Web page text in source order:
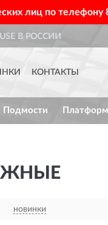
лиц по телефону
ДОСТАВИМ ПО ВСЕЙ
КОНТАКТЫ
Подмости
новинки